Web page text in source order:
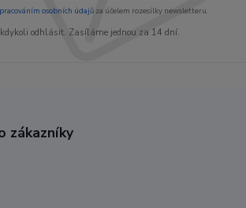
osobních údajůza účelem rozesílky newsletteru.
kdykoli odhlásit. Zasíláme jednou za 14 dní.
zákazníky